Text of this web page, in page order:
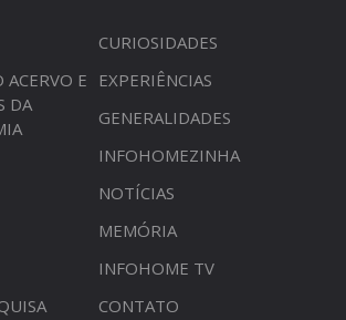
CURIOSIDADES
ACERVO E
DA
EXPERIÊNCIAS
GENERALIDADES
INFOHOMEZINHA
NOTÍCIAS
MEMÓRIA
INFOHOME TV
CONTATO